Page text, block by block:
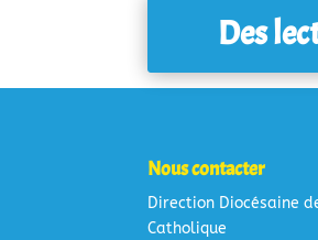
Des
Nous contacter
Direction Diocésaine
Catholique